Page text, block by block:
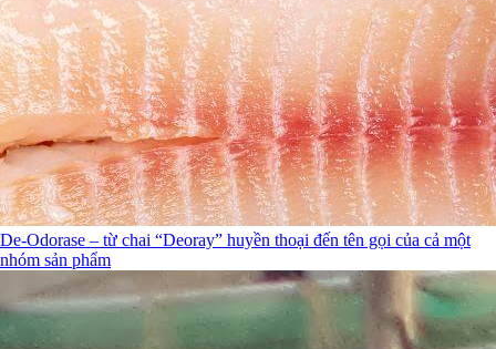
De-Odorase – từ chai “Deoray” huyền thoại đến tên gọi của cả một
nhóm sản phẩm